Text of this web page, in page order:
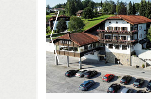
HIER REGISTRIEREN
ANMELDEN